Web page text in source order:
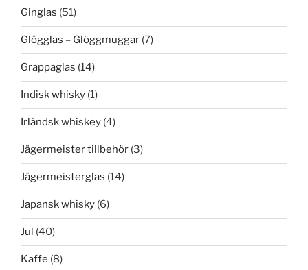
Ginglas (51)
Glögglas – Glöggmuggar (7)
Grappaglas (14)
Indisk whisky (1)
Irländsk whiskey (4)
Jägermeister tillbehör (3)
Jägermeisterglas (14)
Japansk whisky (6)
Jul (40)
Kaffe (8)